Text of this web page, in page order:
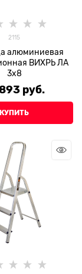
2115
алюминиевая
ВИХРЬ ЛА
3х8
руб.
КУПИТЬ